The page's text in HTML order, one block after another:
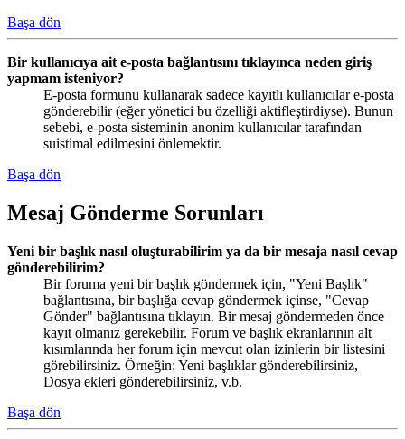
Başa dön
Bir kullanıcıya ait e-posta bağlantısını tıklayınca neden giriş
yapmam isteniyor?
E-posta formunu kullanarak sadece kayıtlı kullanıcılar e-posta
gönderebilir (eğer yönetici bu özelliği aktifleştirdiyse). Bunun
sebebi, e-posta sisteminin anonim kullanıcılar tarafından
suistimal edilmesini önlemektir.
Başa dön
Mesaj Gönderme Sorunları
Yeni bir başlık nasıl oluşturabilirim ya da bir mesaja nasıl cevap
gönderebilirim?
Bir foruma yeni bir başlık göndermek için, "Yeni Başlık"
bağlantısına, bir başlığa cevap göndermek içinse, "Cevap
Gönder" bağlantısına tıklayın. Bir mesaj göndermeden önce
kayıt olmanız gerekebilir. Forum ve başlık ekranlarının alt
kısımlarında her forum için mevcut olan izinlerin bir listesini
görebilirsiniz. Örneğin: Yeni başlıklar gönderebilirsiniz,
Dosya ekleri gönderebilirsiniz, v.b.
Başa dön